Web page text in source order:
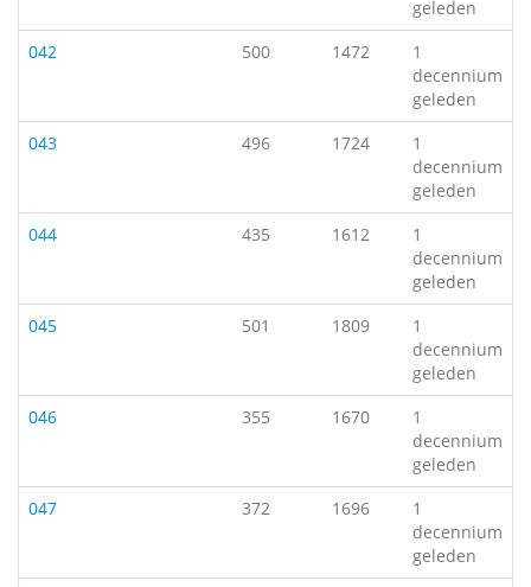
geleden
042
500 1472
1
decennium
geleden
043
496 1724
1
decennium
geleden
044
435 1612
1
decennium
geleden
045
501 1809
1
decennium
geleden
046
355 1670
1
decennium
geleden
047
372 1696
1
decennium
geleden